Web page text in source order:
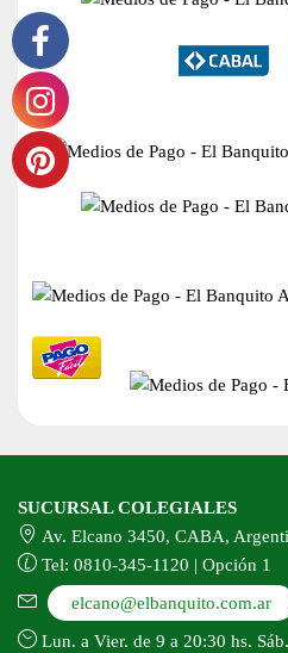
SUCURSAL COLEGIALES
Av. Elcano 3450, CABA,
Tel: 0810-345-1120 | Opción 1
elcano@elbanquito.com.ar
Lun. a Vier. de 9 a 20:30 hs.